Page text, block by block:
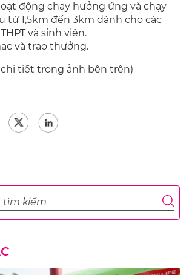
động chạy hưởng ứng và chạy
từ 1,5km đến 3km dành cho các
và sinh viên.
và trao thưởng.
tiết trong ảnh bên trên)